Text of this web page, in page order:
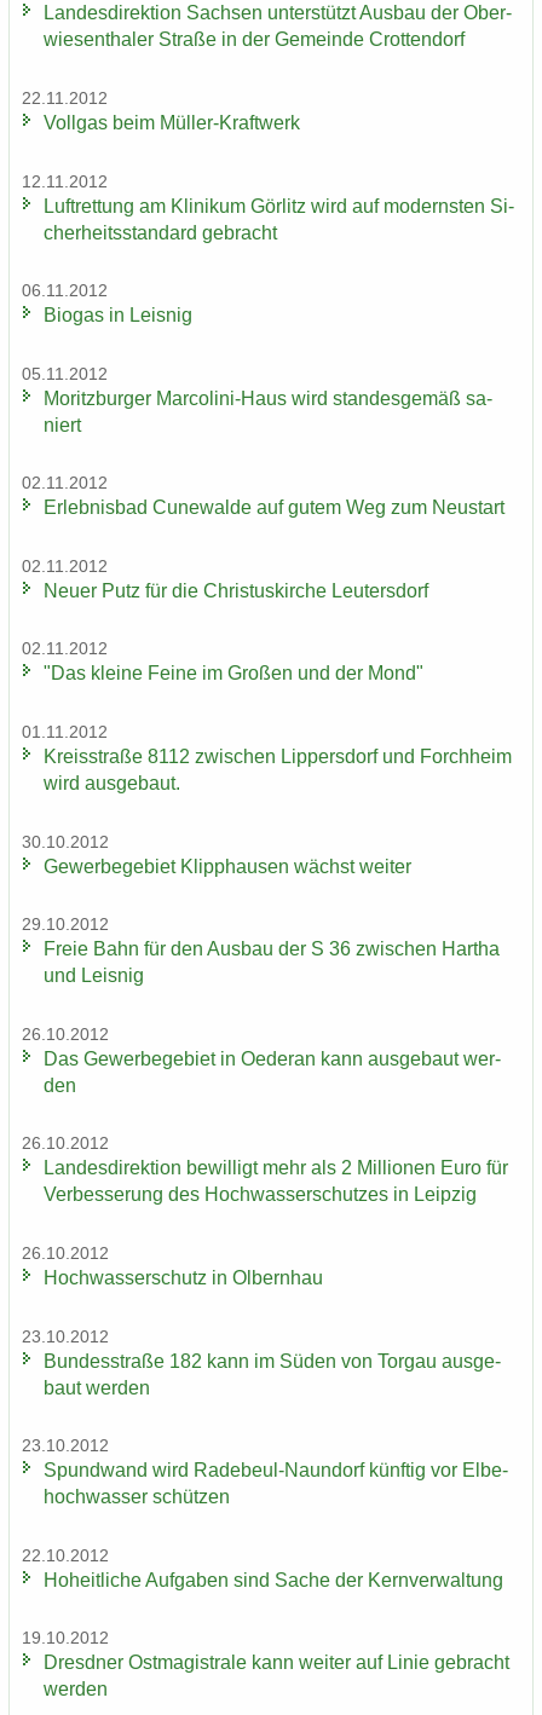
Lan­des­di­rek­ti­on Sach­sen un­ter­stützt Aus­bau der Ober­
wie­sen­tha­ler Stra­ße in der Ge­mein­de Crot­ten­dorf
22.11.2012
Voll­gas beim Müller-​Kraftwerk
12.11.2012
Luft­ret­tung am Kli­ni­kum Gör­litz wird auf mo­derns­ten Si­
cher­heits­stan­dard ge­bracht
06.11.2012
Bio­gas in Leis­nig
05.11.2012
Mo­ritz­bur­ger Marcolini-​Haus wird stan­des­ge­mäß sa­
niert
02.11.2012
Er­leb­nis­bad Cu­n­e­wal­de auf gutem Weg zum Neu­start
02.11.2012
Neuer Putz für die Chris­tus­kir­che Leu­ters­dorf
02.11.2012
"Das klei­ne Feine im Gro­ßen und der Mond"
01.11.2012
Kreis­stra­ße 8112 zwi­schen Lip­pers­dorf und Forch­heim
wird aus­ge­baut.
30.10.2012
Ge­wer­be­ge­biet Klipp­hau­sen wächst wei­ter
29.10.2012
Freie Bahn für den Aus­bau der S 36 zwi­schen Har­tha
und Leis­nig
26.10.2012
Das Ge­wer­be­ge­biet in Oe­der­an kann aus­ge­baut wer­
den
26.10.2012
Lan­des­di­rek­ti­on be­wil­ligt mehr als 2 Mil­lio­nen Euro für
Ver­bes­se­rung des Hoch­was­ser­schut­zes in Leip­zig
26.10.2012
Hoch­was­ser­schutz in Ol­bern­hau
23.10.2012
Bun­des­stra­ße 182 kann im Süden von Tor­gau aus­ge­
baut wer­den
23.10.2012
Spund­wand wird Radebeul-​Naundorf künf­tig vor El­be­
hoch­was­ser schüt­zen
22.10.2012
Ho­heit­li­che Auf­ga­ben sind Sache der Kern­ver­wal­tung
19.10.2012
Dresd­ner Ost­ma­gis­tra­le kann wei­ter auf Linie ge­bracht
wer­den